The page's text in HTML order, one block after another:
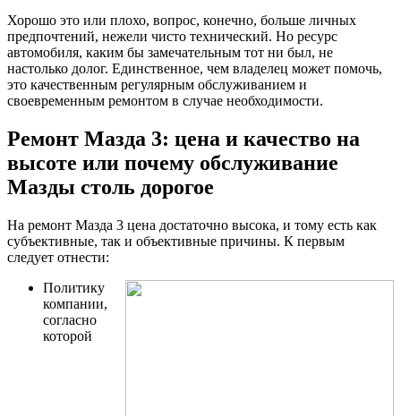
Хорошо это или плохо, вопрос, конечно, больше личных
предпочтений, нежели чисто технический. Но ресурс
автомобиля, каким бы замечательным тот ни был, не
настолько долог. Единственное, чем владелец может помочь,
это качественным регулярным обслуживанием и
своевременным ремонтом в случае необходимости.
Ремонт Мазда 3: цена и качество на
высоте или почему обслуживание
Мазды столь дорогое
На ремонт Мазда 3 цена достаточно высока, и тому есть как
субъективные, так и объективные причины. К первым
следует отнести:
Политику
компании,
согласно
которой